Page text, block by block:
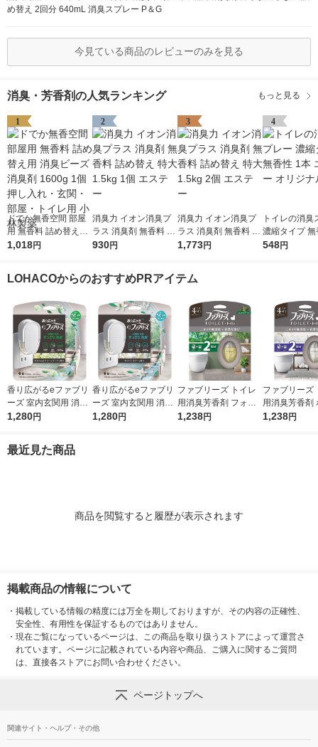
め替え 2回分 640mL 消臭スプレー P＆G
今見ている商品のレビューのみを見る
消臭・芳香剤の人気ランキング もっと見る
1
ドでか無香空間 部屋
用 無香料 詰め替え用
消臭ビーズ 消臭剤 16
小林製薬
1,018円
2
消臭力 イオン消臭プ
ラス 消臭剤 無香料 詰
め替え 特大 1.5kg 1個
930円
3
消臭力 イオン消臭プ
ラス 消臭剤 無香料 詰
め替え 特大 1.5kg 2個
1,773円
4
トイレの消臭
濃縮タイプ 無
本 エステー
548円
LOHACOからのおすすめPRアイテム
香り広がるeファブリ
ーズ 室内玄関用 消臭
芳香剤 すずらん＆グ
P＆G
1,280円
香り広がるeファブリ
ーズ 室内玄関用 消臭
芳香剤 ホワイトリリ
1,280円
ファブリーズ トイレ
用消臭芳香剤 フォレ
スト＆シダーウッドの
1,238円
ファブリーズ
用消臭芳香剤
トムスクの香
1,238円
最近見た商品
商品を閲覧すると履歴が表示されます
掲載商品の情報について
・ 掲載している情報の精度には万全を期しておりますが、その内容の正確性、
安全性、有用性を保証するものではありません。
・ 現在ご覧になっているページは、この商品を取り扱うストアによって運営さ
れています。ページに記載されている内容や商品、ご購入に関するご質問
は、直接各ストアにお問い合わせください。
ページトップへ
関連サイト・ヘルプ・その他